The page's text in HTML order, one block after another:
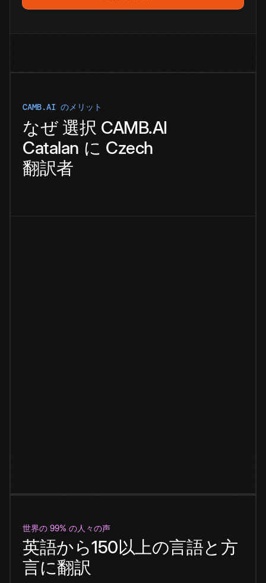
CAMB.AI のメリット
なぜ 選択 CAMB.AI
Catalan に Czech
翻訳者
世界の 99% の人々の声
英語から150以上の言語と方
言に翻訳